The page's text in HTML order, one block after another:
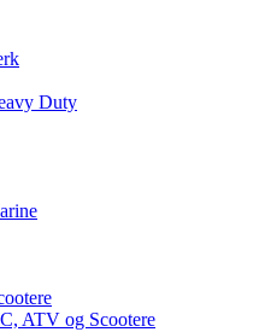
Duty
ATV og Scootere